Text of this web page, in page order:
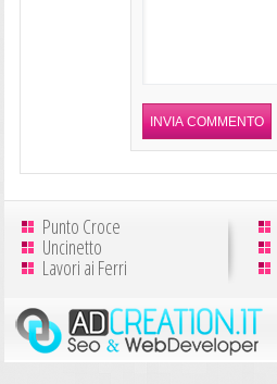
Punto Croce
Uncinetto
Lavori ai Ferri